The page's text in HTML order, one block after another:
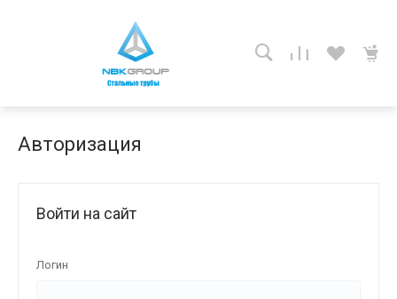
Авторизация
Войти на сайт
Логин